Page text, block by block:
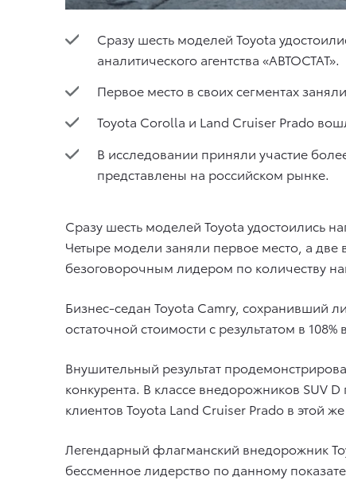
Сразу шесть моделей Toyota
аналитического агентства «АВТОСТАТ».
Первое место в своих сегментах
Toyota Corolla и Land Cruiser Prado
В исследовании приняли участие
представлены на российском рынке.
Сразу шесть моделей Toyota удостоились
Четыре модели заняли первое место, а две
безоговорочным лидером по количеству
Бизнес-седан Toyota Camry, сохранивший
остаточной стоимости с результатом в 108%
Внушительный результат
конкурента. В классе внедорожников SUV
клиентов Toyota Land Cruiser Prado в этой
Легендарный флагманский внедорожник
бессменное лидерство по данному